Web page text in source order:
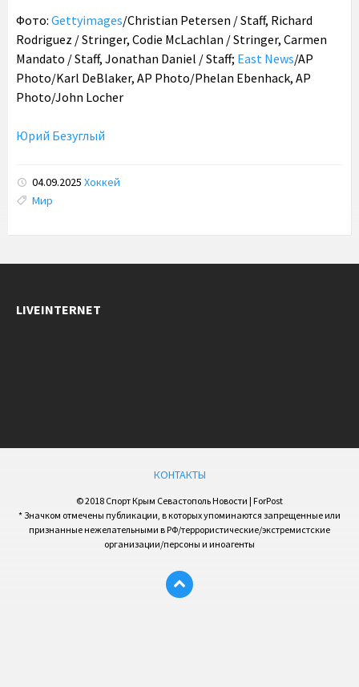
Фото: Gettyimages/Christian Petersen / Staff, Richard
Rodriguez / Stringer, Codie McLachlan / Stringer, Carmen
Mandato / Staff, Jonathan Daniel / Staff; East News/AP
Photo/Karl DeBlaker, AP Photo/Phelan Ebenhack, AP
Photo/John Locher
Юрий Безуглый
04.09.2025 Хоккей
Tags:
Мир
LIVEINTERNET
КОНТАКТЫ
© 2018 Спорт Крым Севастополь Новости | ForPost
* Значком отмечены публикации, в которых упоминаются запрещенные или
признанные нежелательными в РФ/террористические/экстремистские
организации/персоны и иноагенты